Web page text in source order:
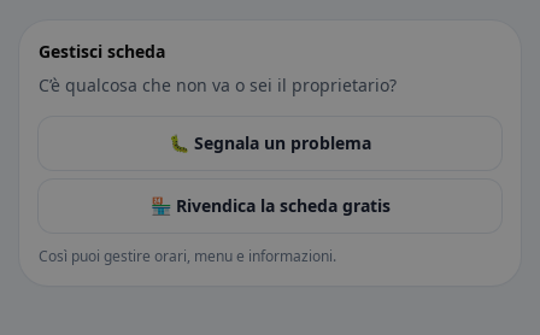
Gestisci scheda
C’è qualcosa che non va o sei il proprietario?
🐛 Segnala un problema
🏪 Rivendica la scheda gratis
Così puoi gestire orari, menu e informazioni.